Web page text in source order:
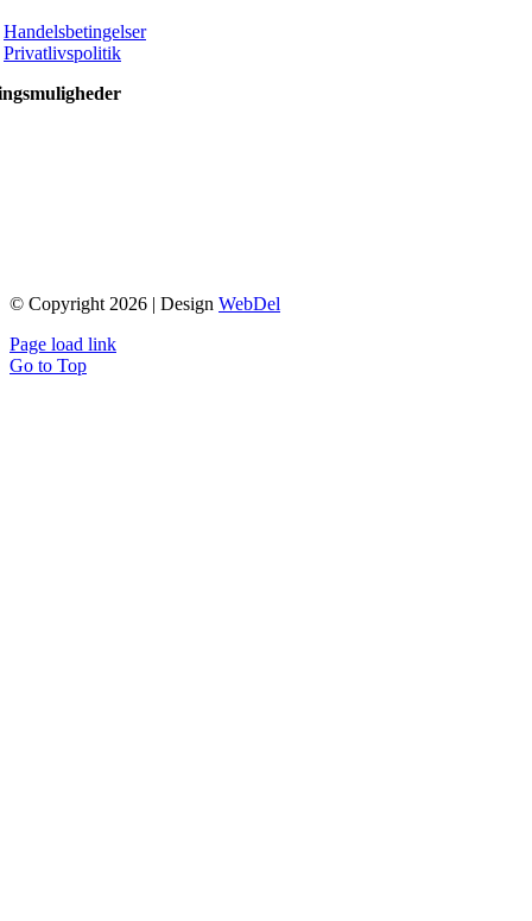
Handelsbetingelser
Privatlivspolitik
© Copyright 2026 | Design WebDel
Page load link
Go to Top